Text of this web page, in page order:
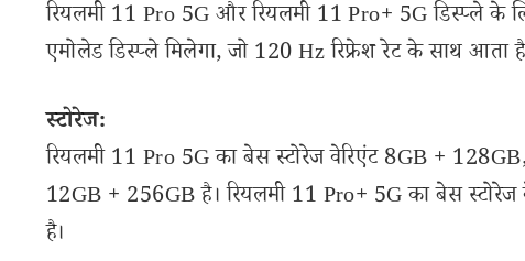
रियलमी 11 Pro 5G और रियलमी 11 Pro+ 5G डिस्प्ले के
एमोलेड डिस्प्ले मिलेगा, जो 120 Hz रिफ्रेश रेट के साथ आता
स्टोरेज:
रियलमी 11 Pro 5G का बेस स्टोरेज वेरिएंट 8GB +
12GB + 256GB है। रियलमी 11 Pro+ 5G का बेस
है।